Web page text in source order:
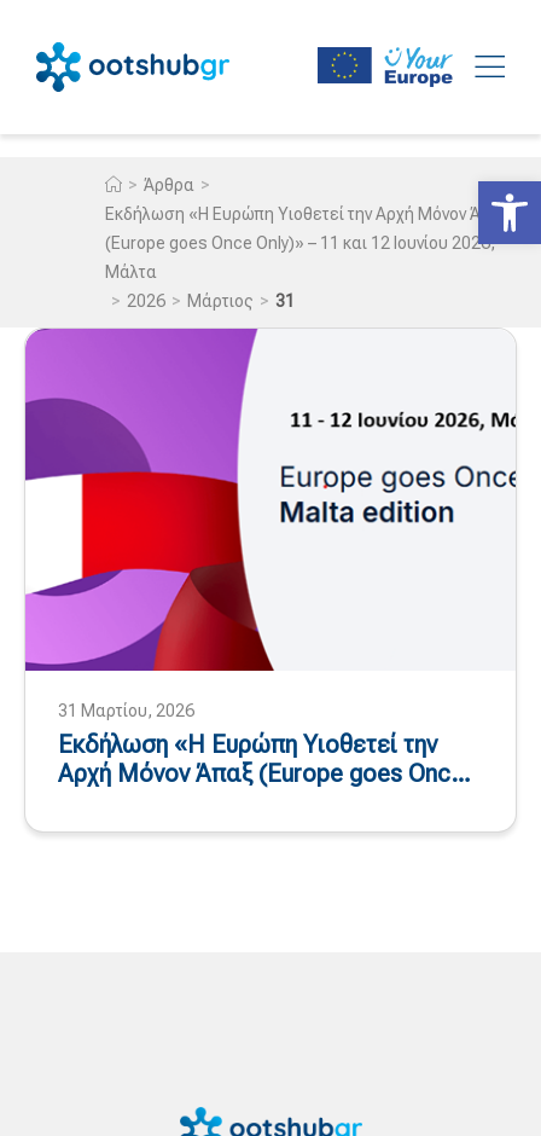
> Άρθρα >
Εκδήλωση «Η Ευρώπη Υιοθετεί την Αρχή Μόνον Άπαξ
(Europe goes Once Only)» – 11 και 12 Ιουνίου 2026,
Μάλτα
> 2026 > Μάρτιος > 31
31 Μαρτίου, 2026
Εκδήλωση «Η Ευρώπη Υιοθετεί την
Αρχή Μόνον Άπαξ (Europe goes Once